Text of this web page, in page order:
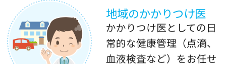
となります。
費用：一般3,500円
助成対象の方は2,500円
となります。
地域のかかりつけ医
かかりつけ医としての日
常的な健康管理（点滴、
血液検査など）をお任せ